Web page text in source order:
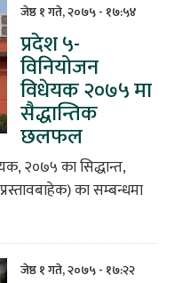
जेष्ठ १ गते, २०७५ - १७:५४
प्रदेश ५-
विनियोजन
विधेयक २०७५ मा
सैद्धान्तिक
छलफल
२०७५ का सिद्धान्त,
का सम्बन्धमा
जेष्ठ १ गते, २०७५ - १७:२२